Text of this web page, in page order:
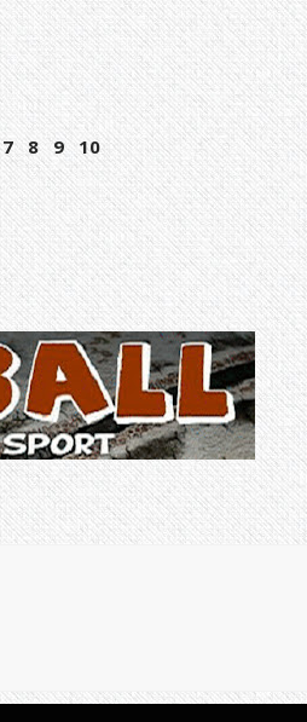
7 8 9 10